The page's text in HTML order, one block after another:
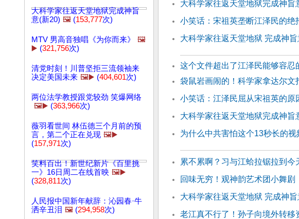
大科学家往返天堂地狱完成神旨
意(新20) 🖼️ (153,777次)
MTV 男高音独唱《为你而来》
🖼️
▶️ (321,756次)
清党时刻！川普坚拒三流领袖来
决定美国未来 🖼️▶️ (404,601次)
两位法学教授跟党较劲 笑爆网络
🖼️▶️ (363,966次)
薇羽看世间 林伍德三个月前的预
言，第二个正在兑现 🖼️▶️
(157,971次)
笑料百出！新世纪新片《百里挑
一》16日周二在线首映 🖼️▶️
(328,811次)
人民报中国新年献辞：沁园春·牛
洒辛丑泪 🖼️ (294,958次)
大科学家往返天堂地狱完成神旨
小笑话：宋祖英垄断江泽民的绝
大科学家往返天堂地狱 完成神
这个文件超出了江泽民能够容忍
袋鼠岩画闹的！科学家拿达尔文
小笑话：江泽民屈从宋祖英的原
大科学家往返天堂地狱完成神旨
为什么中共害怕这个13秒长的视
累不累啊？习与江蛤拉锯拉到今
回味无穷！观神韵艺术团小舞剧
大科学家往返天堂地狱 完成神
老江真不行了！孙子向境外转移